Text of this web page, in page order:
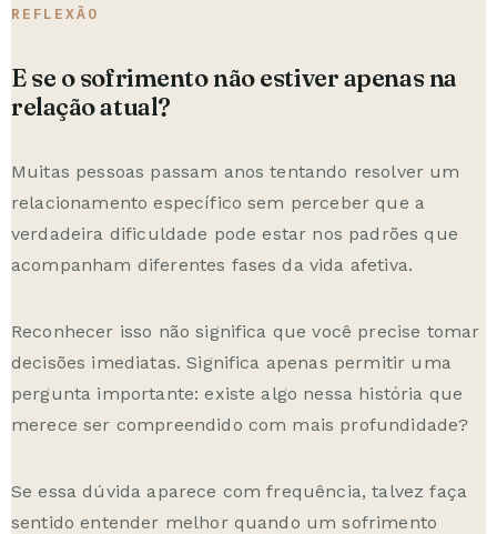
REFLEXÃO
E se o sofrimento não estiver apenas na
relação atual?
Muitas pessoas passam anos tentando resolver um
relacionamento específico sem perceber que a
verdadeira dificuldade pode estar nos padrões que
acompanham diferentes fases da vida afetiva.
Reconhecer isso não significa que você precise tomar
decisões imediatas. Significa apenas permitir uma
pergunta importante: existe algo nessa história que
merece ser compreendido com mais profundidade?
Se essa dúvida aparece com frequência, talvez faça
sentido entender melhor quando um sofrimento